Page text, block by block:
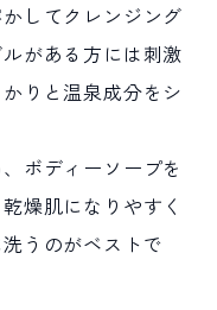
してクレンジング
がある方には刺激
りと温泉成分をシ
ボディーソープを
燥肌になりやすく
うのがベストで